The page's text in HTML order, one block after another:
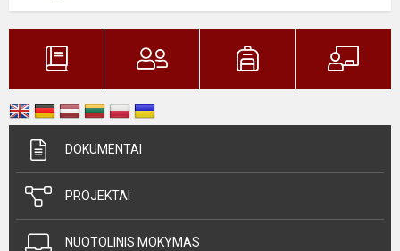
DOKUMENTAI
PROJEKTAI
NUOTOLINIS MOKYMAS